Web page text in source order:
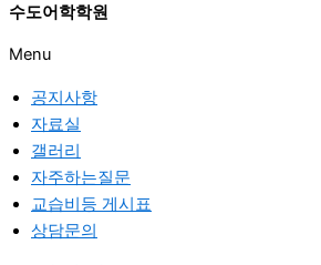
수도어학학원
Menu
공지사항
자료실
갤러리
자주하는질문
교습비등 게시표
상담문의